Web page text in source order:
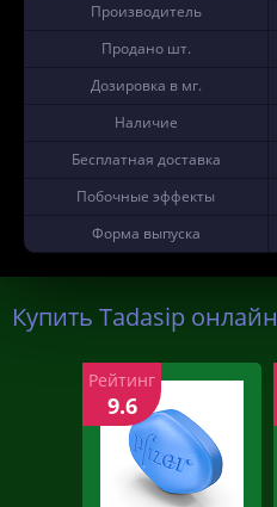
Производитель
Продано шт.
Дозировка в мг.
Наличие
Бесплатная доставка
Побочные эффекты
Форма выпуска
Купить Tadasip
Рейтинг
9.6